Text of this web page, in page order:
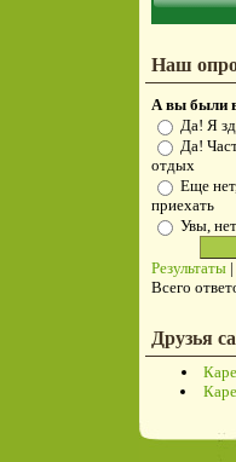
Наш
А вы были
Да! Я
Да!
отдых
Еще
приехать
Увы, нет
Результаты |
Всего
Друзья